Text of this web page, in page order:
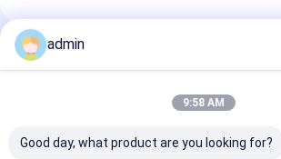
Rekomendasi Produk
admin
9:58 AM
Good day, what product are you looking for?